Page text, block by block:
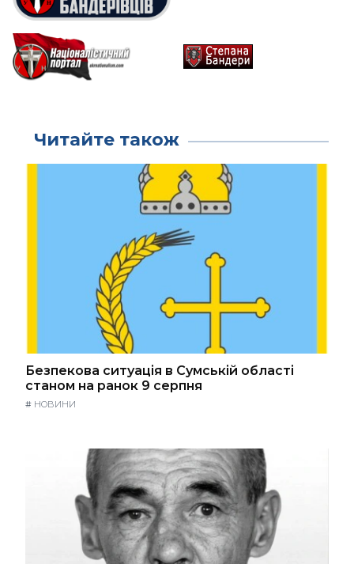
Читайте також
Безпекова ситуація в Сумській області
станом на ранок 9 серпня
# НОВИНИ